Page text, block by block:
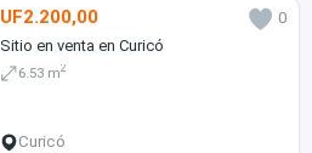
UF2.200,00
0
Sitio en venta en Curicó
6.53 m2
Curicó